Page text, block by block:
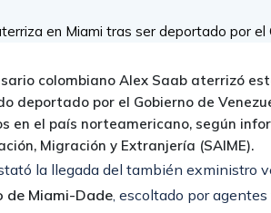
colombiano Alex Saab aterrizó
deportado por el Gobierno de
en el país norteamericano, según
Migración y Extranjería (SAIME).
la llegada del también exministro
de Miami-Dade, escoltado por